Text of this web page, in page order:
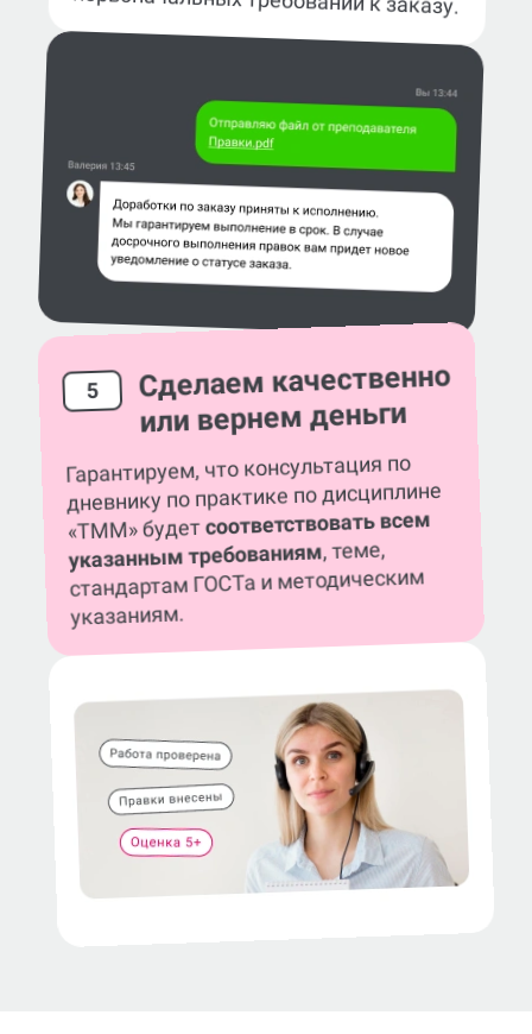
5 Сделаем качественно
или вернем деньги
Гарантируем, что консультация по
дневнику по практике по дисциплине
«ТММ» будетсоответствовать всем
указанным требованиям, теме,
стандартам ГОСТа и методическим
указаниям.